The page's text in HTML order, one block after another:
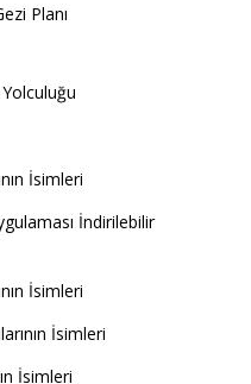
Planı
Yolculuğu
İsimleri
İndirilebilir
İsimleri
İsimleri
İsimleri